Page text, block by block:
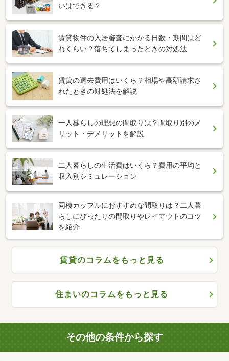
いはできる？
賃貸物件の入居審査にかかる日数・期間はど
れくらい？落ちてしまったときの対処法
賃貸の退去費用はいくら？相場や高額請求さ
れたときの対処法を解説
一人暮らしの理想の間取りは？間取り別のメ
リット・デメリットを解説
二人暮らしの生活費はいくら？費用の平均と
収入別シミュレーション
同棲カップルにおすすめな間取りは？二人暮
らしにぴったりの間取りやレイアウトのコツ
を紹介
賃貸のコラムをもっと見る
住まいのコラムをもっと見る
その他の条件から探す